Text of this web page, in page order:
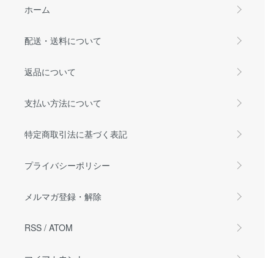
ホーム
配送・送料について
返品について
支払い方法について
特定商取引法に基づく表記
プライバシーポリシー
メルマガ登録・解除
RSS / ATOM